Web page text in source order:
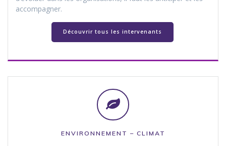
accompagner.
Découvrir tous les intervenants
ENVIRONNEMENT – CLIMAT